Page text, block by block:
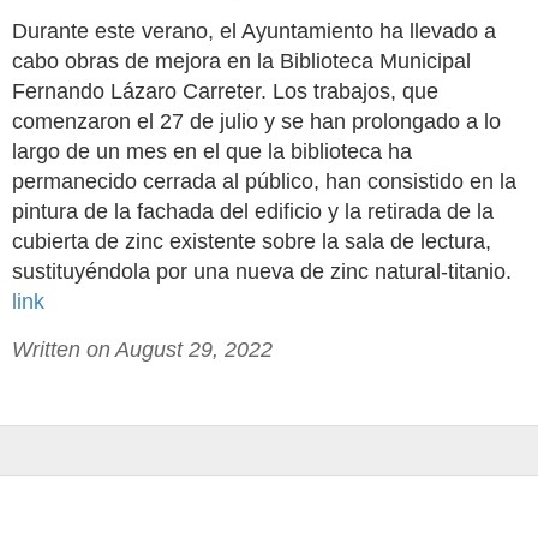
Durante este verano, el Ayuntamiento ha llevado a
cabo obras de mejora en la Biblioteca Municipal
Fernando Lázaro Carreter. Los trabajos, que
comenzaron el 27 de julio y se han prolongado a lo
largo de un mes en el que la biblioteca ha
permanecido cerrada al público, han consistido en la
pintura de la fachada del edificio y la retirada de la
cubierta de zinc existente sobre la sala de lectura,
sustituyéndola por una nueva de zinc natural-titanio.
link
Written on August 29, 2022